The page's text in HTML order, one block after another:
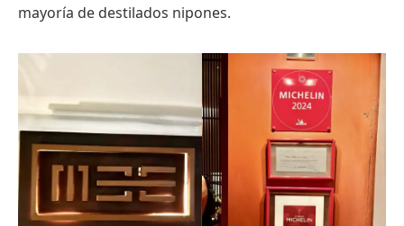
mayoría de destilados nipones.